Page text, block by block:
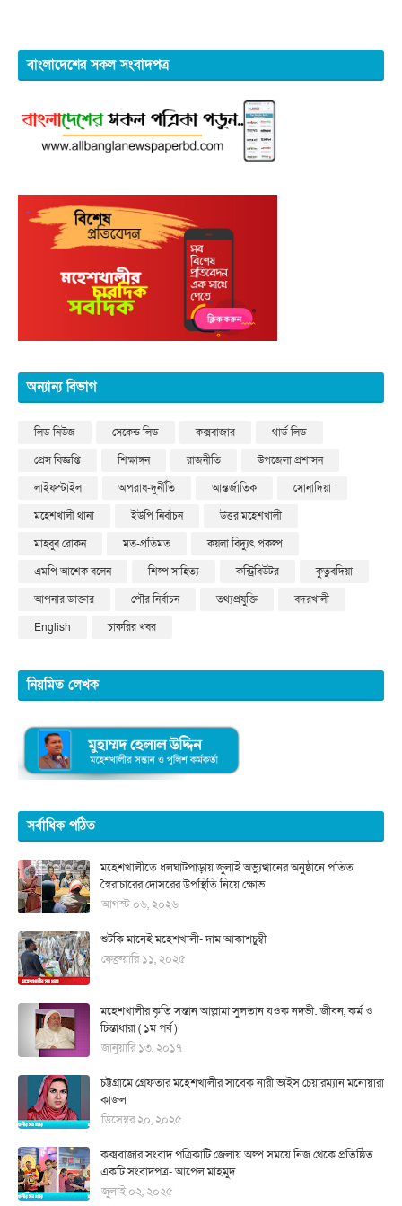
বাংলাদেশের সকল সংবাদপত্র
অন্যান্য বিভাগ
লিড নিউজ সেকেন্ড লিড কক্সবাজার
থার্ড লিড
প্রেস বিজ্ঞপ্তি
শিক্ষাঙ্গন রাজনীতি
উপজেলা প্রশাসন
লাইফস্টাইল
অপরাধ-দুর্নীতি আন্তর্জাতিক
সোনাদিয়া
মহেশখালী থানা
ইউপি নির্বাচন
উত্তর মহেশখালী
মাহবুব রোকন
মত-প্রতিমত
কয়লা বিদ্যুৎ প্রকল্প
এমপি আশেক বলেন
শিল্প সাহিত্য কন্ট্রিবিউটর
কুতুবদিয়া
আপনার ডাক্তার
পৌর নির্বাচন তথ্যপ্রযুক্তি
বদরখালী
English
চাকরির খবর
নিয়মিত লেখক
সর্বাধিক পঠিত
মহেশখালীতে ধলঘাটপাড়ায় জুলাই অভ্যুত্থানের অনুষ্ঠানে পতিত
স্বৈরাচারের দোসরের উপস্থিতি নিয়ে ক্ষোভ
আগস্ট ০৬, ২০২৬
শুটকি মানেই মহেশখালী- দাম আকাশচুম্বী
ফেব্রুয়ারি ১১, ২০২৫
মহেশখালীর কৃতি সন্তান আল্লামা সুলতান যওক নদভী: জীবন, কর্ম ও
চিন্তাধারা ( ১ম পর্ব )
জানুয়ারি ১৩, ২০১৭
চট্টগ্রামে গ্রেফতার মহেশখালীর সাবেক নারী ভাইস চেয়ারম্যান মনোয়ারা
কাজল
ডিসেম্বর ২০, ২০২৫
কক্সবাজার সংবাদ পত্রিকাটি জেলায় অল্প সময়ে নিজ থেকে প্রতিষ্ঠিত
একটি সংবাদপত্র- আপেল মাহমুদ
জুলাই ০২, ২০২৫